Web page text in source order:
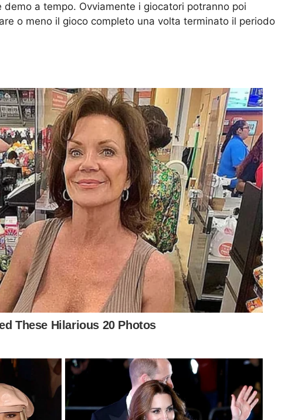
a tempo. Ovviamente i giocatori potranno poi
o meno il gioco completo una volta terminato il periodo